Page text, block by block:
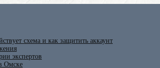
схема и как защитить аккаунт
экспертов
Омске